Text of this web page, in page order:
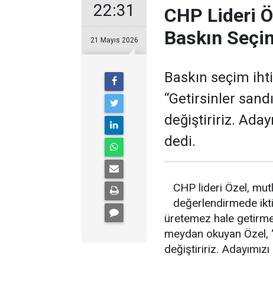
22:31
21 Mayıs 2026
CHP Lideri
Baskın
Baskın seçim
“Getirsinler
değiştiririz.
dedi.
CHP lideri Özel,
değerlendirmede
üretemez hale
meydan okuyan Özel,
değiştiririz.